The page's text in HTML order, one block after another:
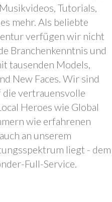
Tutorials,
mehr. Als beliebte
verfügen wir nicht
Branchenkenntnis und
tausenden Models,
New Faces. Wir sind
die vertrauensvolle
Heroes wie Global
wie erfahrenen
an unserem
liegt - dem
Full-Service.